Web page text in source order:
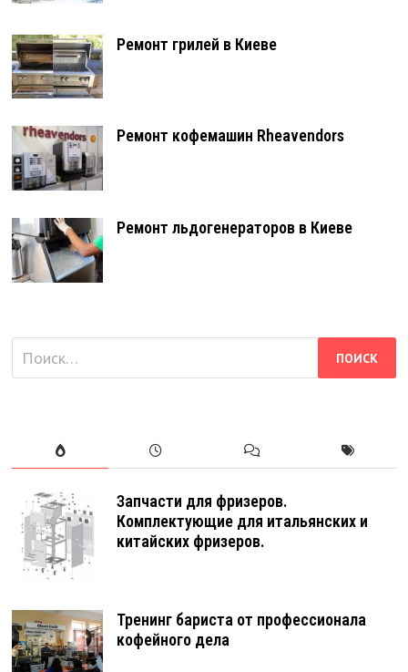
Ремонт грилей в Киеве
Ремонт кофемашин Rheavendors
Ремонт льдогенераторов в Киеве
Найти:
Запчасти для фризеров.
Комплектующие для итальянских и
китайских фризеров.
Тренинг бариста от профессионала
кофейного дела